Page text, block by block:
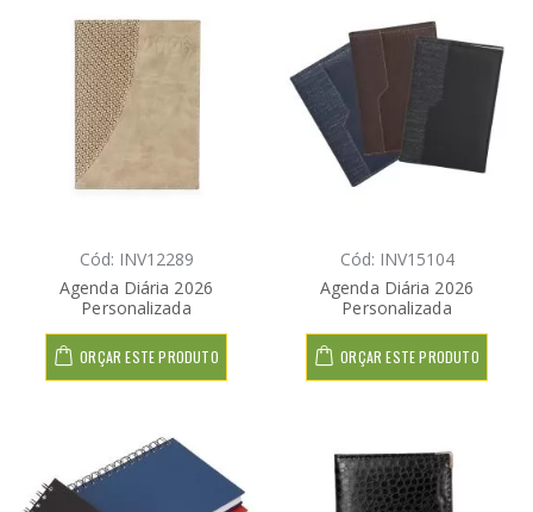
Cód: INV12289
Agenda Diária 2026
Personalizada
ORÇAR ESTE PRODUTO
Cód: INV15104
Agenda Diária 2026
Personalizada
ORÇAR ESTE PRODUTO